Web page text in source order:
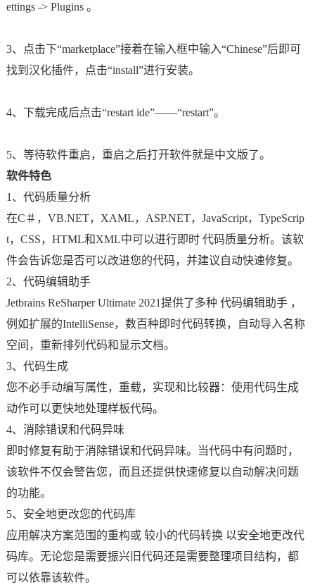
ettings -> Plugins 。
3、点击下“marketplace”接着在输入框中输入“Chinese”后即可
找到汉化插件，点击“install”进行安装。
4、下载完成后点击“restart ide”——“restart”。
5、等待软件重启，重启之后打开软件就是中文版了。
软件特色
1、代码质量分析
在C＃，VB.NET，XAML，ASP.NET，JavaScript，TypeScrip
t，CSS，HTML和XML中可以进行即时 代码质量分析。该软
件会告诉您是否可以改进您的代码，并建议自动快速修复。
2、代码编辑助手
Jetbrains ReSharper Ultimate 2021提供了多种 代码编辑助手 ，
例如扩展的IntelliSense，数百种即时代码转换，自动导入名称
空间，重新排列代码和显示文档。
3、代码生成
您不必手动编写属性，重载，实现和比较器：使用代码生成
动作可以更快地处理样板代码。
4、消除错误和代码异味
即时修复有助于消除错误和代码异味。当代码中有问题时，
该软件不仅会警告您，而且还提供快速修复以自动解决问题
的功能。
5、安全地更改您的代码库
应用解决方案范围的重构或 较小的代码转换 以安全地更改代
码库。无论您是需要振兴旧代码还是需要整理项目结构，都
可以依靠该软件。